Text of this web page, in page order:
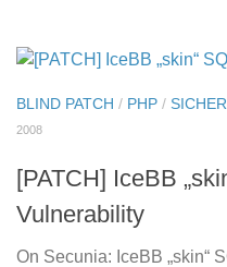
BLIND PATCH / PHP /
2008
[PATCH] IceBB
Vulnerability
On Secunia: IceBB „skin“